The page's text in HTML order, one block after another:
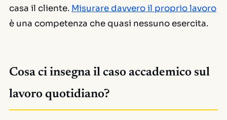
casa il cliente. Misurare davvero il proprio lavoro
è una competenza che quasi nessuno esercita.
Cosa ci insegna il caso accademico sul
lavoro quotidiano?